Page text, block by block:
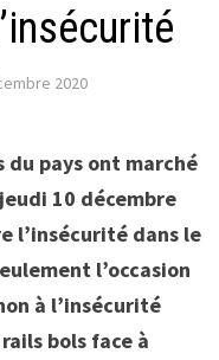
2020
du pays ont marché
10 décembre
l’insécurité dans le
l’occasion
à l’insécurité
bols face à